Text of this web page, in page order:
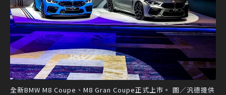
全新BMW M8 Coupe、M8 Gran Coupe正式上市。 圖／汎德提供